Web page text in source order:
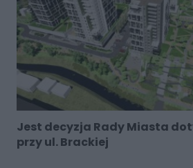
Jest decyzja Rady Miasta
przy ul. Brackiej